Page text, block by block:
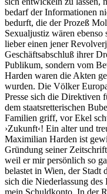
bedarf der Informationen
bedurft, die der Prozeß
Sexualjustiz wären
lieber einen jener
Geschäftsabschluß ihrer
Publikum, sondern vom
Harden waren die Akten
wurden. Die Völker
Presse sich die Direktiven
dem staatsretterischen
Familien griff, vor Ekel
›Zukunft‹! Ein alter und
Maximilian Harden ist
Gründung seiner
weil er mir persönlich so
belastet in Wien, der Stadt
sich die Niederlassung